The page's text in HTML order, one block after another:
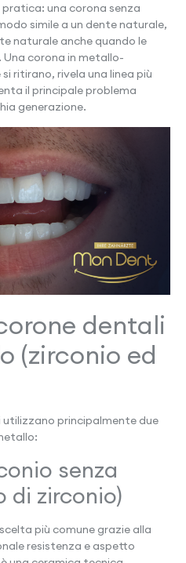
una corona senza
simile a un dente naturale,
naturale anche quando le
corona in metallo-
ritirano, rivela una linea più
il principale problema
generazione.
dentali
(zirconio ed
principalmente due
senza
di zirconio)
più comune grazie alla
resistenza e aspetto